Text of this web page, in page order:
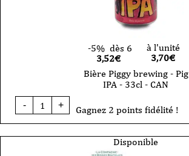
-5% dès 6
3,52€
à l'unité
3,70€
Bière Piggy brewing - Pig
IPA - 33cl - CAN
-
quantité
de
brewing
+ Gagnez 2 points fidélité !
Disponible